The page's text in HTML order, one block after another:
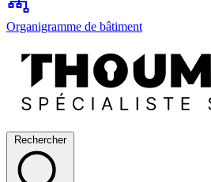
Organigramme de bâtiment
Rechercher